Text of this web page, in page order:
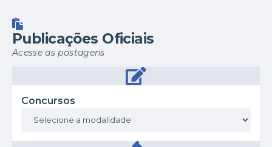
Publicações Oficiais
Acesse as postagens
Concursos